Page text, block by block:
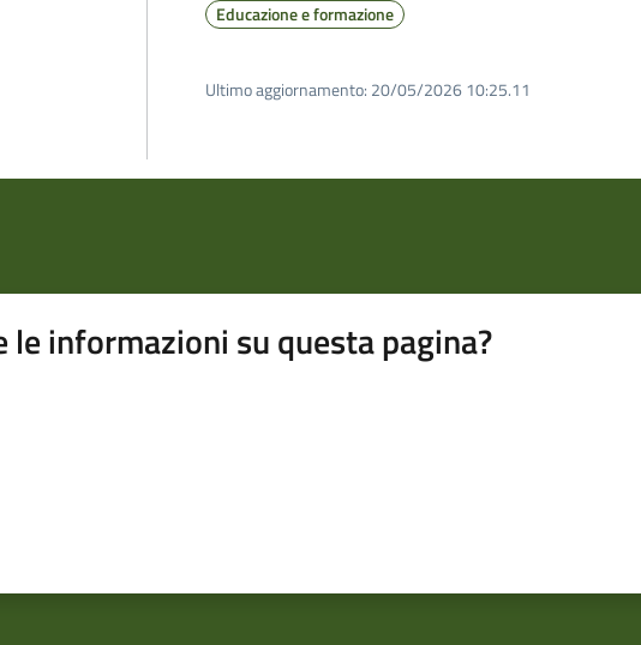
Educazione e formazione
Ultimo aggiornamento: 20/05/2026 10:25.11
le informazioni su questa pagina?